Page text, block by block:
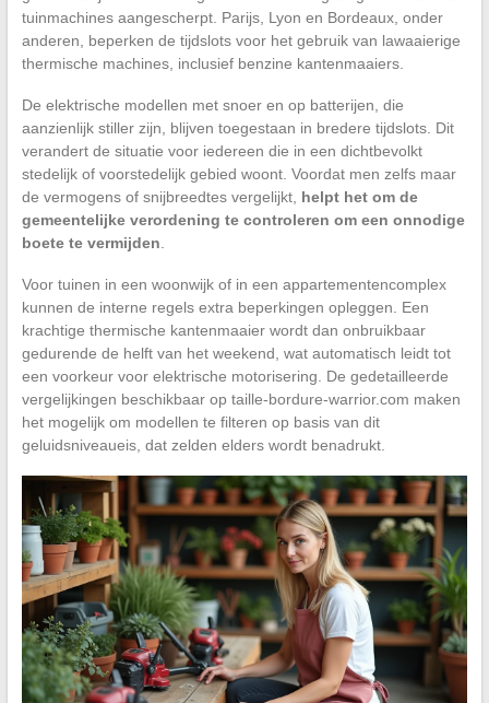
tuinmachines aangescherpt. Parijs, Lyon en Bordeaux, onder
anderen, beperken de tijdslots voor het gebruik van lawaaierige
thermische machines, inclusief benzine kantenmaaiers.
De elektrische modellen met snoer en op batterijen, die
aanzienlijk stiller zijn, blijven toegestaan in bredere tijdslots. Dit
verandert de situatie voor iedereen die in een dichtbevolkt
stedelijk of voorstedelijk gebied woont. Voordat men zelfs maar
de vermogens of snijbreedtes vergelijkt, helpt het om de
gemeentelijke verordening te controleren om een onnodige
boete te vermijden
Voor tuinen in een woonwijk of in een appartementencomplex
kunnen de interne regels extra beperkingen opleggen. Een
krachtige thermische kantenmaaier wordt dan onbruikbaar
gedurende de helft van het weekend, wat automatisch leidt tot
een voorkeur voor elektrische motorisering. De gedetailleerde
vergelijkingen beschikbaar op taille-bordure-warrior.com maken
het mogelijk om modellen te filteren op basis van dit
geluidsniveaueis, dat zelden elders wordt benadrukt.